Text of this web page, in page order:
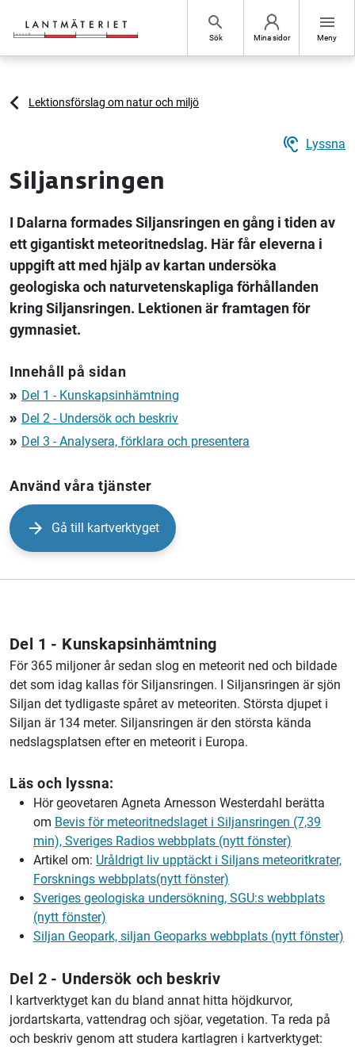
search
Sök Mina sidor
menu
Meny
Lektionsförslag om natur och miljö
hearing Lyssna
Siljansringen
I Dalarna formades Siljansringen en gång i tiden av
ett gigantiskt meteoritnedslag. Här får eleverna i
uppgift att med hjälp av kartan undersöka
geologiska och naturvetenskapliga förhållanden
kring Siljansringen. Lektionen är framtagen för
gymnasiet.
Innehåll på sidan
double_arrow Del 1 - Kunskapsinhämtning
double_arrow Del 2 - Undersök och beskriv
double_arrow Del 3 - Analysera, förklara och presentera
Använd våra tjänster
Gå till kartverktyget
Del 1 - Kunskapsinhämtning
För 365 miljoner år sedan slog en meteorit ned och bildade
det som idag kallas för Siljansringen. I Siljansringen är sjön
Siljan det tydligaste spåret av meteoriten. Största djupet i
Siljan är 134 meter. Siljansringen är den största kända
nedslagsplatsen efter en meteorit i Europa.
Läs och lyssna:
Hör geovetaren Agneta Arnesson Westerdahl berätta
om Bevis för meteoritnedslaget i Siljansringen (7,39
min), Sveriges Radios webbplats (nytt fönster)
Artikel om: Uråldrigt liv upptäckt i Siljans meteoritkrater,
Forsknings webbplats(nytt fönster)
Sveriges geologiska undersökning, SGU:s webbplats
(nytt fönster)
Siljan Geopark, siljan Geoparks webbplats (nytt fönster)
Del 2 - Undersök och beskriv
I kartverktyget kan du bland annat hitta höjdkurvor,
jordartskarta, vattendrag och sjöar, vegetation. Ta reda på
och beskriv genom att studera kartlagren i kartverktyget: